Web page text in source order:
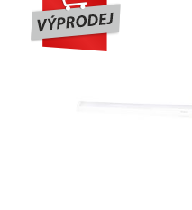
konec
galerie